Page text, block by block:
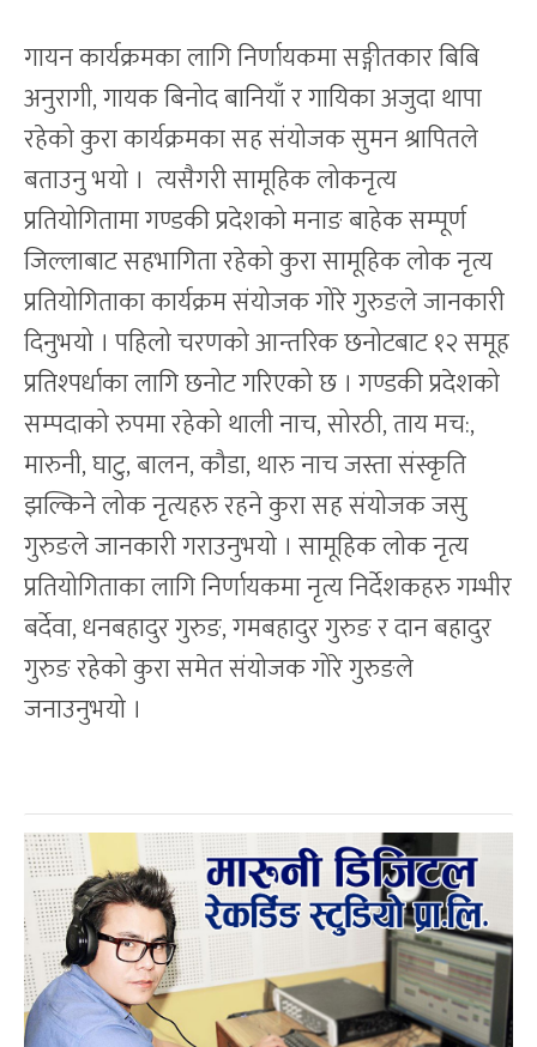
गायन कार्यक्रमका लागि निर्णायकमा सङ्गीतकार बिबि
अनुरागी, गायक बिनोद बानियाँ र गायिका अजुदा थापा
रहेको‌ कुरा कार्यक्रमका सह संयोजक सुमन श्रापितले
बताउनु भयो । त्यसैगरी सामूहिक लोकनृत्य
प्रतियोगितामा गण्डकी प्रदेशको मनाङ बाहेक सम्पूर्ण
जिल्लाबाट सहभागिता रहेको कुरा सामूहिक लोक नृत्य
प्रतियोगिताका कार्यक्रम संयोजक गोरे गुरुङले जानकारी
दिनुभयो । पहिलो चरणको आन्तरिक छनोटबाट १२ समूह
प्रतिश्पर्धाका लागि छनोट गरिएको छ । गण्डकी प्रदेशको
सम्पदाको रुपमा रहेको थाली नाच, सोरठी, ताय मच:,
मारुनी, घाटु, बालन, कौडा, थारु नाच जस्ता संस्कृति
झल्किने लोक नृत्यहरु रहने कुरा सह संयोजक जसु
गुरुङले जानकारी गराउनुभयो । सामूहिक लोक नृत्य
प्रतियोगिताका लागि निर्णायकमा नृत्य निर्देशकहरु गम्भीर
बर्देवा, धनबहादुर गुरुङ, गमबहादुर गुरुङ र दान बहादुर
गुरुङ रहेको कुरा समेत संयोजक गोरे गुरुङले
जनाउनुभयो ।